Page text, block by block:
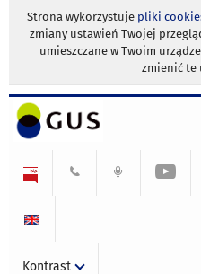
Strona wykorzystuje pliki
zmiany ustawień Twojej
umieszczane w Twoim
zmienić te
Kontrast